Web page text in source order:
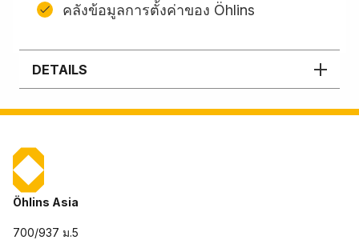
คลังข้อมูลการตั้งค่าของ Öhlins
DETAILS
Öhlins Asia
700/937 ม.5